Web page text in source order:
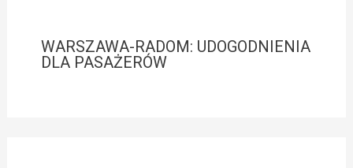
WARSZAWA-RADOM: UDOGODNIENIA
DLA PASAŻERÓW